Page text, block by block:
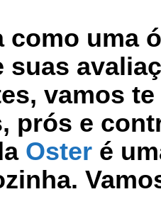
uma
suas
vamos
prós e
Oster é